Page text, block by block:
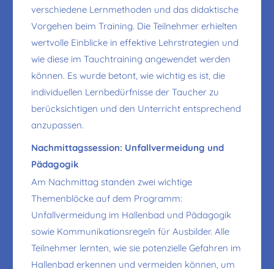
verschiedene Lernmethoden und das didaktische
Vorgehen beim Training. Die Teilnehmer erhielten
wertvolle Einblicke in effektive Lehrstrategien und
wie diese im Tauchtraining angewendet werden
können. Es wurde betont, wie wichtig es ist, die
individuellen Lernbedürfnisse der Taucher zu
berücksichtigen und den Unterricht entsprechend
anzupassen.
Nachmittagssession: Unfallvermeidung und
Pädagogik
Am Nachmittag standen zwei wichtige
Themenblöcke auf dem Programm:
Unfallvermeidung im Hallenbad und Pädagogik
sowie Kommunikationsregeln für Ausbilder. Alle
Teilnehmer lernten, wie sie potenzielle Gefahren im
Hallenbad erkennen und vermeiden können, um